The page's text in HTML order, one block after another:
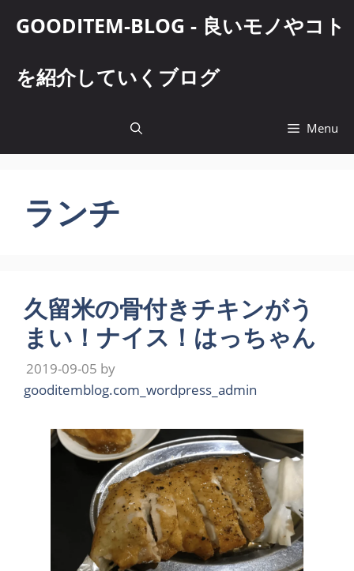
GOODITEM-BLOG - 良いモノやコト
を紹介していくブログ
Menu
ランチ
久留米の骨付きチキンがう
まい！ナイス！はっちゃん
2019-09-05 by
gooditemblog.com_wordpress_admin